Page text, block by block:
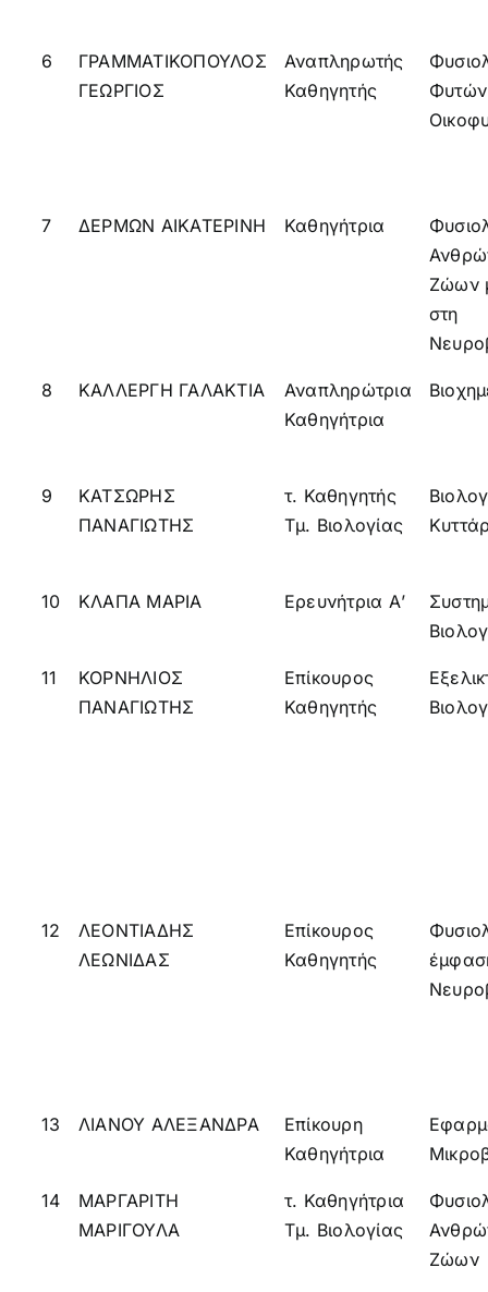
6
ΓΡΑΜΜΑΤΙΚΟΠΟΥΛΟΣ
ΓΕΩΡΓΙΟΣ
Αναπληρωτής
Καθηγητής
7 ΔΕΡΜΩΝ ΑΙΚΑΤΕΡΙΝΗ Καθηγήτρια
Ζώων
στη
8 ΚΑΛΛΕΡΓΗ ΓΑΛΑΚΤΙΑ
Αναπληρώτρια
Καθηγήτρια
9
ΚΑΤΣΩΡΗΣ
ΠΑΝΑΓΙΩΤΗΣ
τ. Καθηγητής
Τμ. Βιολογίας
10 ΚΛΑΠΑ ΜΑΡΙΑ Ερευνήτρια Α’
11
ΚΟΡΝΗΛΙΟΣ
ΠΑΝΑΓΙΩΤΗΣ
Επίκουρος
Καθηγητής
12
ΛΕΟΝΤΙΑΔΗΣ
ΛΕΩΝΙΔΑΣ
Επίκουρος
Καθηγητής
13 ΛΙΑΝΟΥ ΑΛΕΞΑΝΔΡΑ
Επίκουρη
Καθηγήτρια
14
ΜΑΡΓΑΡΙΤΗ
ΜΑΡΙΓΟΥΛΑ
τ. Καθηγήτρια
Τμ. Βιολογίας
Ζώων